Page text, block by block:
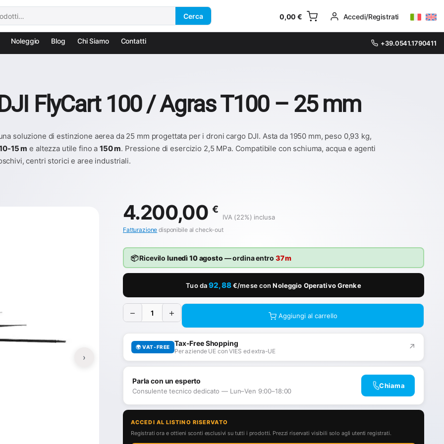
Cerca 0,00€ Accedi/Registrati
Noleggio Blog Chi Siamo Contatti +39.0541.1790411
FlyCart 100 / Agras T100 – 25 mm
soluzione di estinzione aerea da 25 mm progettata per i droni cargo DJI. Asta da 1950 mm, peso 0,93 kg,
15 m e altezza utile fino a 150 m. Pressione di esercizio 2,5 MPa. Compatibile con schiuma, acqua e agenti
centri storici e aree industriali.
›
4.200,00 €
IVA (22%) inclusa
Fatturazione disponibile al check-out
📦 Ricevilo lunedì 10 agosto— ordina entro 37m
Tuo da92,88€/mese conNoleggio Operativo Grenke
− + Aggiungi al carrello
🌍 VAT-FREE Tax-Free Shopping
Per aziende UE con VIES ed extra-UE ↗
Parla con un esperto
Consulente tecnico dedicato — Lun–Ven 9:00–18:00
Chiama
ACCEDI AL LISTINO RISERVATO
Registrati ora e ottieni sconti esclusivi su tutti i prodotti. Prezzi riservati visibili solo agli utenti registrati.